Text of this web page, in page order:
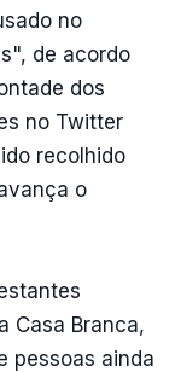
no
de acordo
dos
no Twitter
recolhido
o
Casa Branca,
pessoas ainda